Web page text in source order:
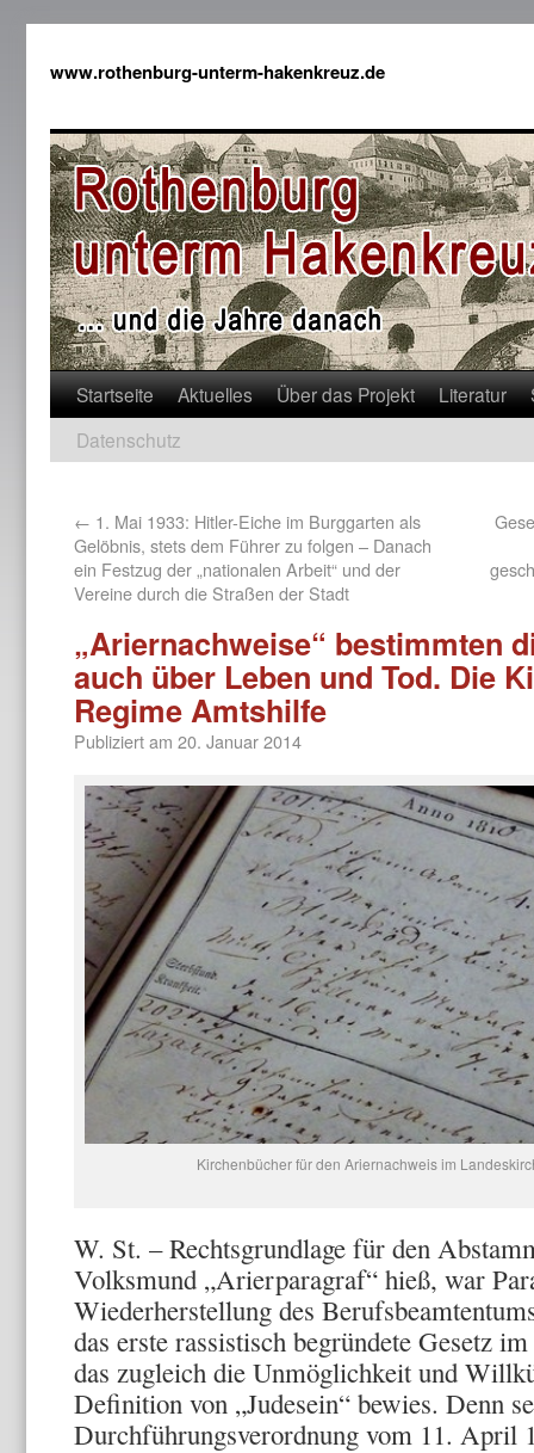
www.rothenburg-unterm-hakenkreuz.de
Startseite Aktuelles Über das Projekt Literatur
Datenschutz
← 1. Mai 1933: Hitler-Eiche im Burggarten als
Gelöbnis, stets dem Führer zu folgen – Danach
ein Festzug der „nationalen Arbeit“ und der
Vereine durch die Straßen der Stadt
„Ariernachweise“ bestimmten
auch über Leben und Tod. Die
Regime Amtshilfe
Publiziert am 20. Januar 2014
Kirchenbücher für den Ariernachweis im
W. St. – Rechtsgrundlage für den
Volksmund „Arierparagraf“ hieß, war
Wiederherstellung des
das erste rassistisch begründete Gesetz
das zugleich die Unmöglichkeit und
Definition von „Judesein“ bewies. Denn
Durchführungsverordnung vom 11. April